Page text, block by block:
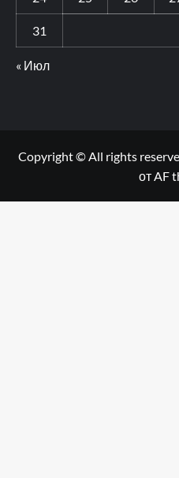
31
« Июл
Copyright © All rights
от AF